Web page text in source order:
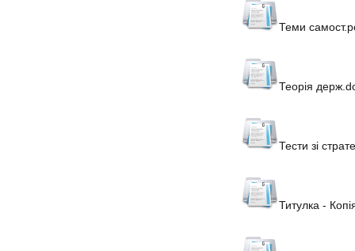
Теми
Теорія
Тести зі
Титулка -